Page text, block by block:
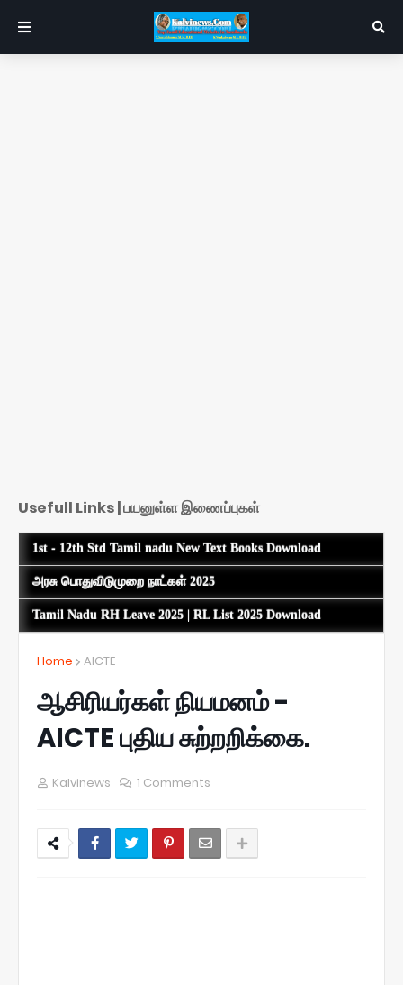
Usefull Links | பயனுள்ள இணைப்புகள்
1st - 12th Std Tamil nadu New Text Books Download
அரசு பொதுவிடுமுறை நாட்கள் 2025
Tamil Nadu RH Leave 2025 | RL List 2025 Download
Home AICTE
ஆசிரியர்கள் நியமனம் -
AICTE புதிய சுற்றறிக்கை.
Kalvinews 1 Comments